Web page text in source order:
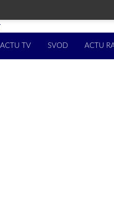
ACTU TV SVOD ACTU